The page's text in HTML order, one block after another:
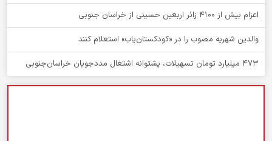
اعزام بیش از 4100 زائر اربعین حسینی از خراسان جنوبی
والدین شهریه مصوب را در «کودکستان‌یاب» استعلام کنند
۴۷۳ میلیارد تومان تسهیلات، پشتوانه اشتغال مددجویان خراسان‌جنوبی